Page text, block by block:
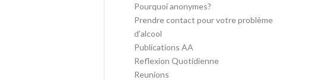
Pourquoi anonymes?
Prendre contact pour votre problème
d’alcool
Publications AA
Reflexion Quotidienne
Reunions